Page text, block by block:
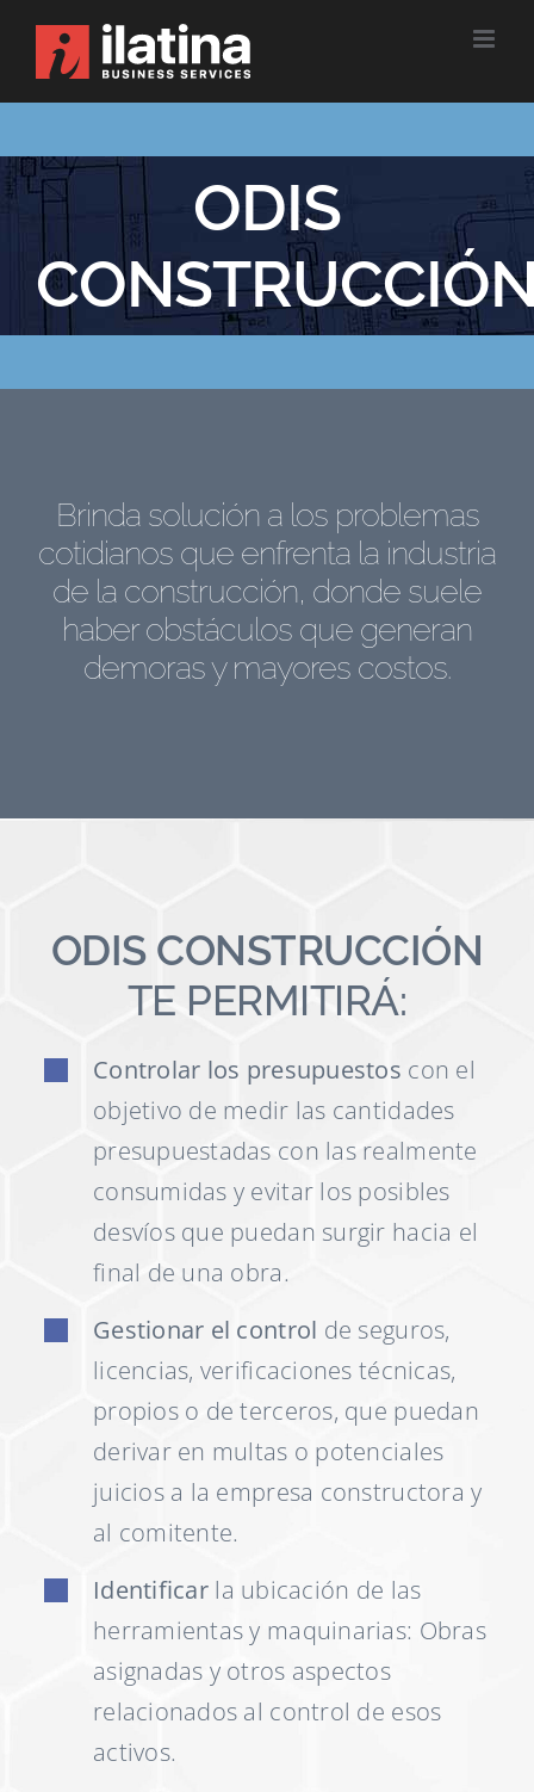
content
ODIS
Brinda solución a los problemas
cotidianos que enfrenta la industria
de la construcción, donde suele
haber obstáculos que generan
demoras y mayores costos.
ODIS CONSTRUCCIÓN
TE PERMITIRÁ:
Controlar los presupuestos con el
objetivo de medir las cantidades
presupuestadas con las realmente
consumidas y evitar los posibles
desvíos que puedan surgir hacia el
final de una obra.
Gestionar el control de seguros,
licencias, verificaciones técnicas,
propios o de terceros, que puedan
derivar en multas o potenciales
juicios a la empresa constructora y
al comitente.
Identificarla ubicación de las
herramientas y maquinarias: Obras
asignadas y otros aspectos
relacionados al control de esos
activos.